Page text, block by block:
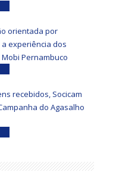
orientada por
experiência dos
Pernambuco
recebidos, Socicam
do Agasalho